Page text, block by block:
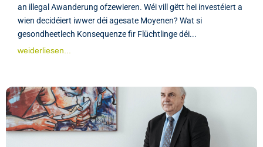
an illegal Awanderung ofzewieren. Wéi vill gëtt hei investéiert a
wien decidéiert iwwer déi agesate Moyenen? Wat si
gesondheetlech Konsequenze fir Flüchtlinge déi...
weiderliesen...